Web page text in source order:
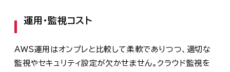
運用・監視コスト
AWS運用はオンプレと比較して柔軟でありつつ、適切な
監視やセキュリティ設定が欠かせません。クラウド監視を